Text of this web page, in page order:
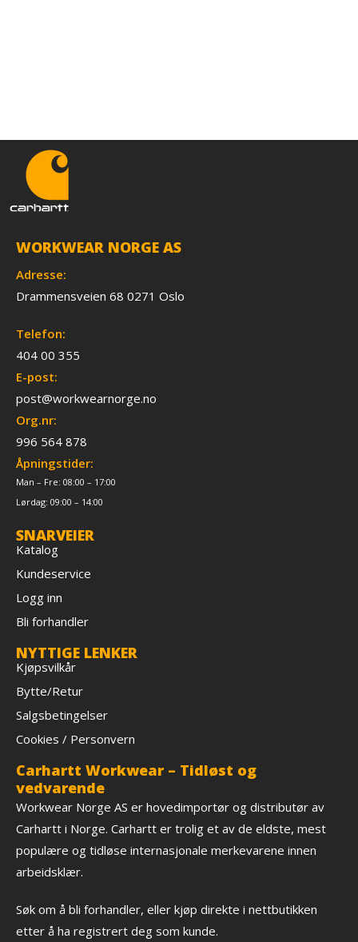
WORKWEAR NORGE AS
Adresse:
Drammensveien 68 0271 Oslo
Telefon:
404 00 355
E-post:
post@workwearnorge.no
Org.nr:
996 564 878
Åpningstider:
Man – Fre: 08:00 – 17:00
Lørdag: 09:00 – 14:00
SNARVEIER
Katalog
Kundeservice
Logg inn
Bli forhandler
NYTTIGE LENKER
Kjøpsvilkår
Bytte/Retur
Salgsbetingelser
Cookies / Personvern
Carhartt Workwear – Tidløst og
vedvarende
Workwear Norge AS er hovedimportør og distributør av
Carhartt i Norge. Carhartt er trolig et av de eldste, mest
populære og tidløse internasjonale merkevarene innen
arbeidsklær.
Søk om å bli forhandler, eller kjøp direkte i nettbutikken
etter å ha registrert deg som kunde.